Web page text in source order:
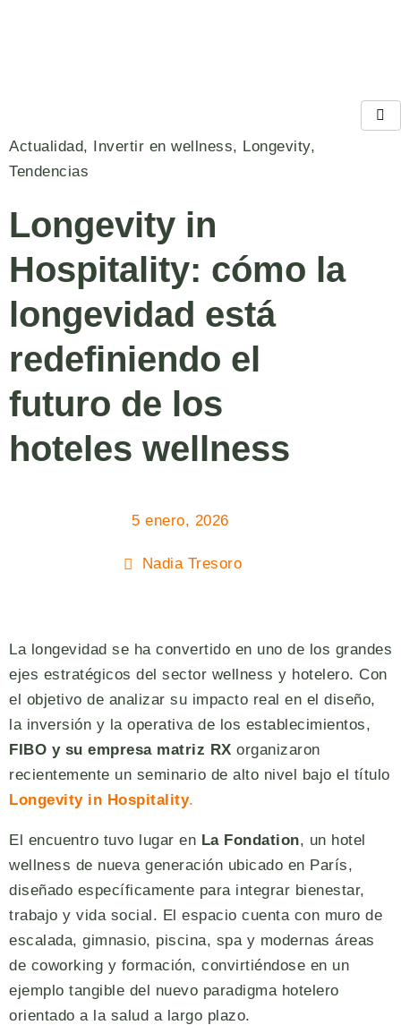
Actualidad, Invertir en wellness, Longevity,
Tendencias
Longevity in
Hospitality: cómo la
longevidad está
redefiniendo el
futuro de los
hoteles wellness
5 enero, 2026
Nadia Tresoro
La longevidad se ha convertido en uno de los grandes
ejes estratégicos del sector wellness y hotelero. Con
el objetivo de analizar su impacto real en el diseño,
la inversión y la operativa de los establecimientos,
FIBO y su empresa matriz RX organizaron
recientemente un seminario de alto nivel bajo el título
Longevity in Hospitality.
El encuentro tuvo lugar en La Fondation, un hotel
wellness de nueva generación ubicado en París,
diseñado específicamente para integrar bienestar,
trabajo y vida social. El espacio cuenta con muro de
escalada, gimnasio, piscina, spa y modernas áreas
de coworking y formación, convirtiéndose en un
ejemplo tangible del nuevo paradigma hotelero
orientado a la salud a largo plazo.